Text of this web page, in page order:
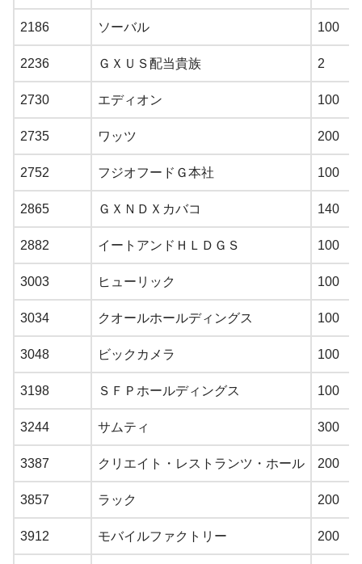
2186 ソーバル 100
2236 ＧＸＵＳ配当貴族 2
2730 エディオン 100
2735 ワッツ 200
2752 フジオフードＧ本社 100
2865 ＧＸＮＤＸカバコ 140
2882 イートアンドＨＬＤＧＳ 100
3003 ヒューリック 100
3034 クオールホールディングス 100
3048 ビックカメラ 100
3198 ＳＦＰホールディングス 100
3244 サムティ 300
3387 クリエイト・レストランツ・ホール 200
3857 ラック 200
3912 モバイルファクトリー 200